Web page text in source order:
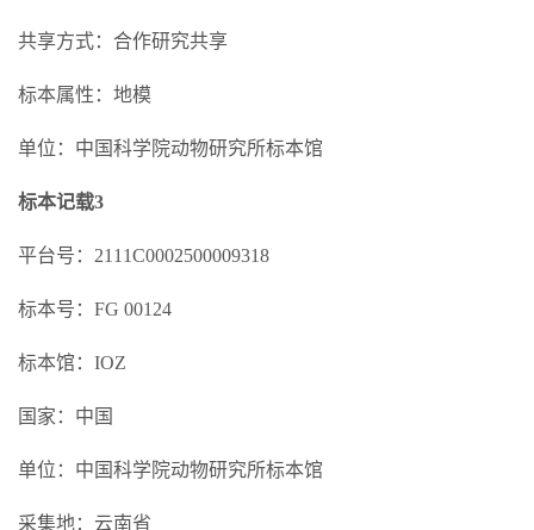
共享方式：合作研究共享
标本属性：地模
单位：中国科学院动物研究所标本馆
标本记载3
平台号：2111C0002500009318
标本号：FG 00124
标本馆：IOZ
国家：中国
单位：中国科学院动物研究所标本馆
采集地：云南省